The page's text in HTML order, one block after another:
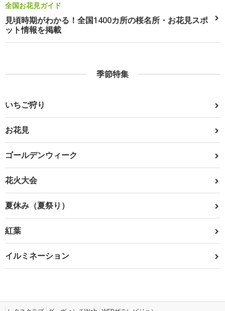
全国お花見ガイド
見頃時期がわかる！全国1400カ所の桜名所・お花見スポ
ット情報を掲載
季節特集
いちご狩り
お花見
ゴールデンウィーク
花火大会
夏休み（夏祭り）
紅葉
イルミネーション